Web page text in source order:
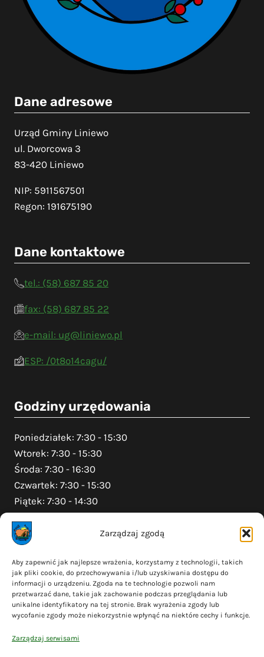
Zarządzaj zgodą
Aby zapewnić jak najlepsze wrażenia, korzystamy z technologii, takich
jak pliki cookie, do przechowywania i/lub uzyskiwania dostępu do
informacji o urządzeniu. Zgoda na te technologie pozwoli nam
przetwarzać dane, takie jak zachowanie podczas przeglądania lub
unikalne identyfikatory na tej stronie. Brak wyrażenia zgody lub
wycofanie zgody może niekorzystnie wpłynąć na niektóre cechy i funkcje.
Zarządzaj serwisami
Dane adresowe
Urząd Gminy Liniewo
ul. Dworcowa 3
83-420 Liniewo
NIP: 5911567501
Regon: 191675190
Dane kontaktowe
tel.: (58) 687 85 20
fax: (58) 687 85 22
e-mail: ug@liniewo.pl
ESP: /0t8o14cagu/
Godziny urzędowania
Poniedziałek: 7:30 - 15:30
Wtorek: 7:30 - 15:30
Środa: 7:30 - 16:30
Czwartek: 7:30 - 15:30
Piątek: 7:30 - 14:30
Na skróty
Polityka prywatności
Polityka plików cookies (EU)
Deklaracja dostępności
Mapa serwisu